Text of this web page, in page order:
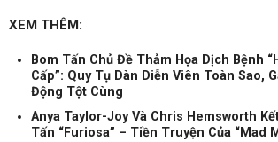
XEM THÊM:
Bom Tấn Chủ Đề Thảm Họa Dịch Bệnh
Cấp”: Quy Tụ Dàn Diễn Viên Toàn Sao,
Động Tột Cùng
Anya Taylor-Joy Và Chris Hemsworth
Tấn “Furiosa” – Tiền Truyện Của “Mad